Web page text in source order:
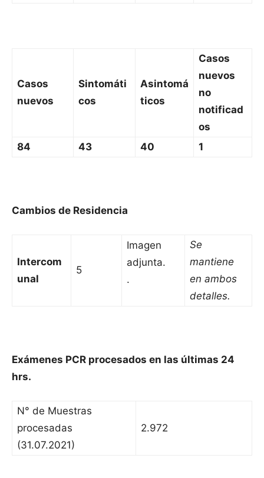
Casos
nuevos
Sintomáti
cos
Asintomá
ticos
Casos
nuevos
no
notificad
os
84
43 40 1
Cambios de Residencia
Intercom
unal
5
Imagen
adjunta.
.
Se
mantiene
en ambos
detalles.
Exámenes PCR procesados en las últimas 24
hrs.
N° de Muestras
procesadas
(31.07.2021)
2.972